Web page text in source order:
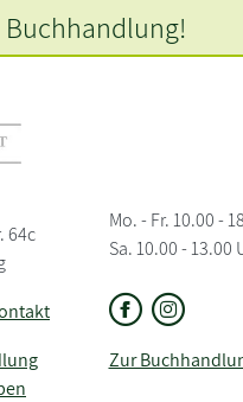
64c
Mo. - Fr. 10.00 -
Sa. 10.00 - 13.00
Zur
Buchhandlung!